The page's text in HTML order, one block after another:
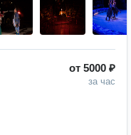
от 5000 ₽
за час